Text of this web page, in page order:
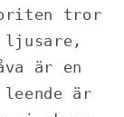
tror
är en
är